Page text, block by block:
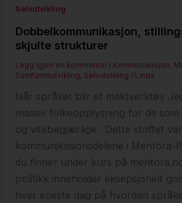
Selvutvikling
Dobbelkommunikasjon,
skjulte strukturer
Legg igjen en kommentar / Kommunikasjon,
Samfunnsutvikling, Selvutvikling / Linda
Når språket blir et maktverktøy
massiv folkeopplysning for de
og vitebegjærlige. Dette stoffet
kommunikasjonsdelene i Mentora-
du finner under kurs på
politikk inneholder eksepsjonelt
hver eneste dag på hvordan